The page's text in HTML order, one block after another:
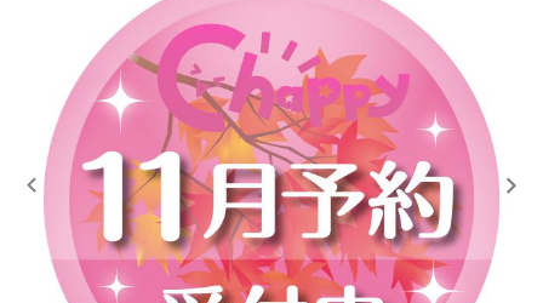
入荷スケジュールをチェック
カプセルトイマシン本体
カプセルトイ
販促用空カプセル
レンタル